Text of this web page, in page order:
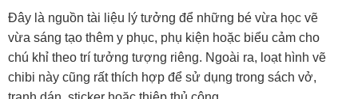
Đây là nguồn tài liệu lý tưởng để những bé vừa học vẽ
vừa sáng tạo thêm y phục, phụ kiện hoặc biểu cảm cho
chú khỉ theo trí tưởng tượng riêng. Ngoài ra, loạt hình vẽ
chibi này cũng rất thích hợp để sử dụng trong sách vở,